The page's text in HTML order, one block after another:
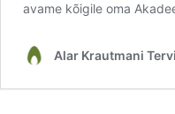
avame kõigile oma
Alar Krautmani